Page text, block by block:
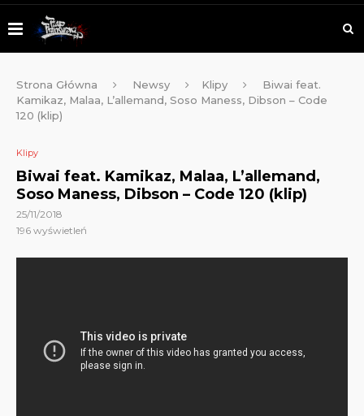
Strona Główna Newsy Klipy
Biwai feat.
Kamikaz, Malaa, L’allemand, Soso Maness, Dibson – Code
120 (klip)
Klipy
Biwai feat. Kamikaz, Malaa, L’allemand,
Soso Maness, Dibson – Code 120 (klip)
25/11/2018
196 wyświetleń